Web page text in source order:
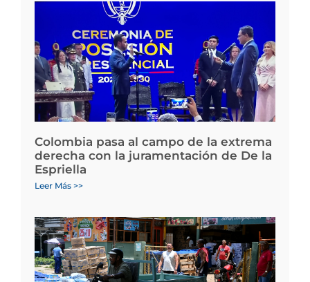
Colombia pasa al campo de la extrema
derecha con la juramentación de De la
Espriella
Leer Más >>